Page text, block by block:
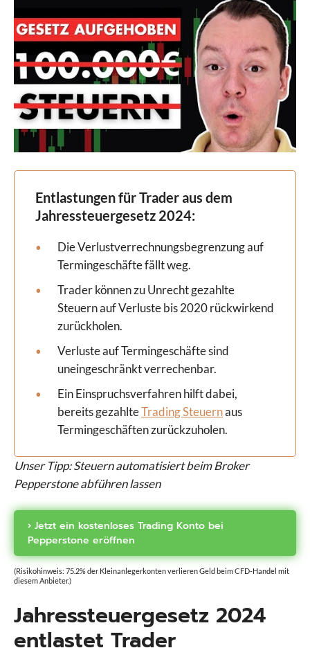
Entlastungen für Trader aus dem
Jahressteuergesetz 2024:
Die Verlustverrechnungsbegrenzung auf
Termingeschäfte fällt weg.
Trader können zu Unrecht gezahlte
Steuern auf Verluste bis 2020 rückwirkend
zurückholen.
Verluste auf Termingeschäfte sind
uneingeschränkt verrechenbar.
Ein Einspruchsverfahren hilft dabei,
bereits gezahlteTrading Steuernaus
Termingeschäften zurückzuholen.
Unser Tipp: Steuern automatisiert beim Broker
Pepperstone abführen lassen
› Jetzt ein kostenloses Trading Konto bei
Pepperstone eröffnen
(Risikohinweis: 75.2% der Kleinanlegerkonten verlieren Geld beim CFD-Handel mit
diesem Anbieter.)
Jahressteuergesetz 2024
entlastet Trader